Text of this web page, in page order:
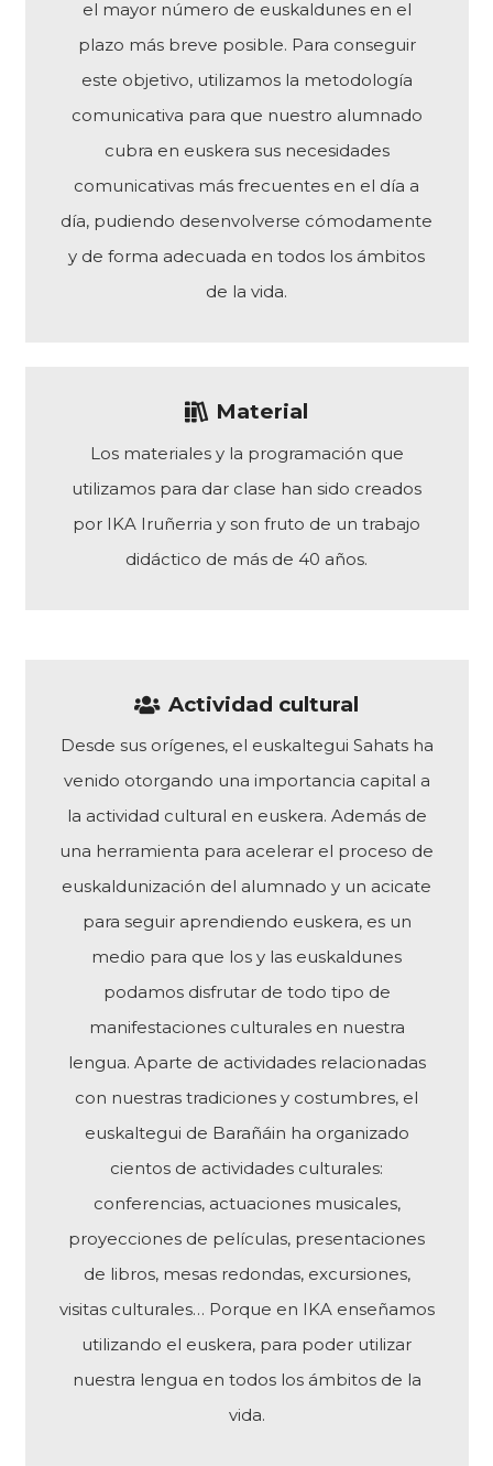
el mayor número de euskaldunes en el
plazo más breve posible. Para conseguir
este objetivo, utilizamos la metodología
comunicativa para que nuestro alumnado
cubra en euskera sus necesidades
comunicativas más frecuentes en el día a
día, pudiendo desenvolverse cómodamente
y de forma adecuada en todos los ámbitos
de la vida.
Material
Los materiales y la programación que
utilizamos para dar clase han sido creados
por IKA Iruñerria y son fruto de un trabajo
didáctico de más de 40 años.
Actividad cultural
Desde sus orígenes, el euskaltegui Sahats ha
venido otorgando una importancia capital a
la actividad cultural en euskera. Además de
una herramienta para acelerar el proceso de
euskaldunización del alumnado y un acicate
para seguir aprendiendo euskera, es un
medio para que los y las euskaldunes
podamos disfrutar de todo tipo de
manifestaciones culturales en nuestra
lengua. Aparte de actividades relacionadas
con nuestras tradiciones y costumbres, el
euskaltegui de Barañáin ha organizado
cientos de actividades culturales:
conferencias, actuaciones musicales,
proyecciones de películas, presentaciones
de libros, mesas redondas, excursiones,
visitas culturales… Porque en IKA enseñamos
utilizando el euskera, para poder utilizar
nuestra lengua en todos los ámbitos de la
vida.